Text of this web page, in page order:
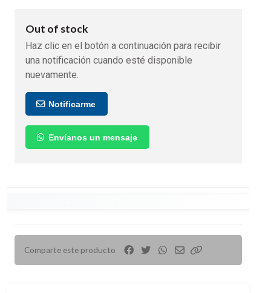
Out of stock
Haz clic en el botón a continuación para recibir
una notificación cuando esté disponible
nuevamente.
Notificarme
Envíanos un mensaje
Comparte este producto